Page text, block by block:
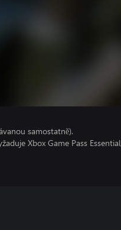
samostatně).
Xbox Game Pass